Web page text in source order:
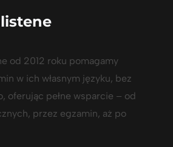
od 2012 roku pomagamy
w ich własnym języku, bez
oferując pełne wsparcie – od
przez egzamin, aż po